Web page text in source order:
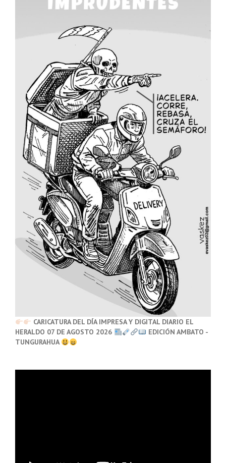
CARICATURA DEL DÍA IMPRESA Y DIGITAL DIARIO EL
HERALDO 07 DE AGOSTO 2026
EDICIÓN AMBATO -
TUNGURAHUA